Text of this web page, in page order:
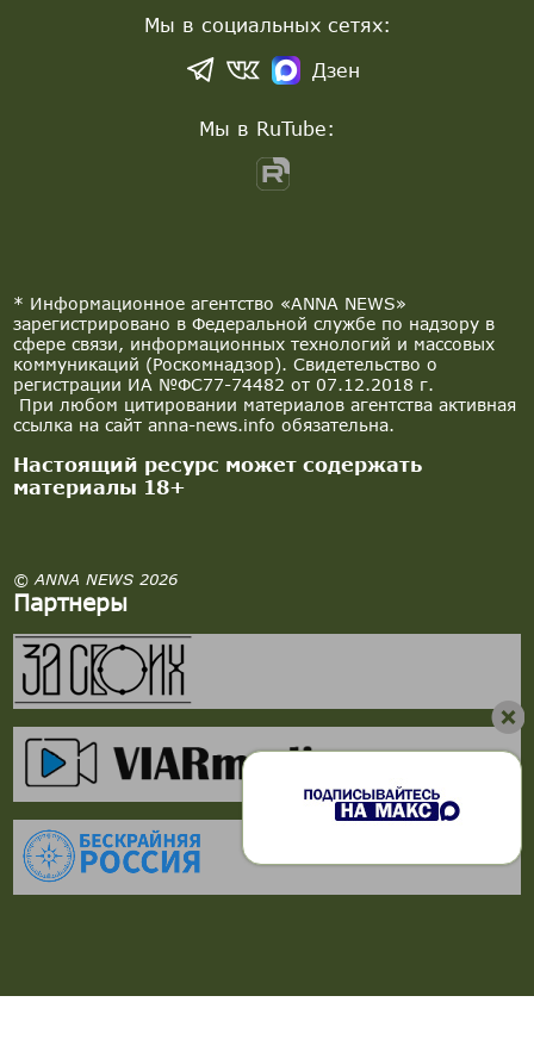
* Информационное агентство «ANNA NEWS»
зарегистрировано в Федеральной службе по надзору в
сфере связи, информационных технологий и массовых
коммуникаций (Роскомнадзор). Свидетельство о
регистрации ИА №ФС77-74482 от 07.12.2018 г.
При любом цитировании материалов агентства активная
ссылка на сайт anna-news.info обязательна.
Настоящий ресурс может содержать
материалы 18+
© ANNA NEWS 2026
Партнеры
Мы в социальных сетях:
Дзен
Мы в RuTube: